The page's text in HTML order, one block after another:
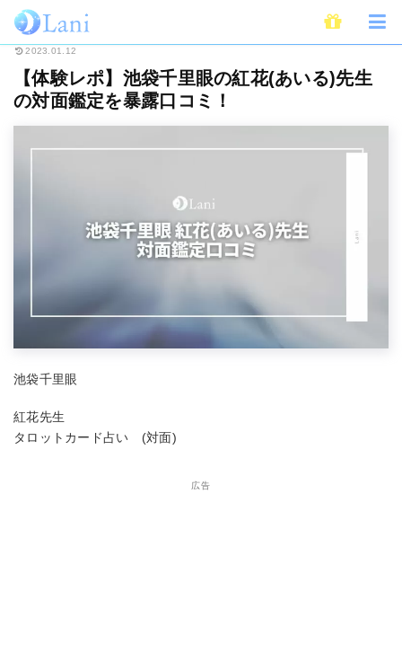
ホーム 占いの館 【体験レポ】池袋千里眼の紅花(あいる)先
2023.01.12
【体験レポ】池袋千里眼の紅花(あいる)先生
の対面鑑定を暴露口コミ！
池袋千里眼
紅花先生
タロットカード占い (対面)
広告